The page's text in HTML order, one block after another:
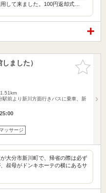
して来ました。100円返却式…
お気に入
りに追加
ました）
駅前より新川方面行きバスに乗車、新
ッサージ
大分市新川町で、帰省の際は必ず
叔母がドンキホーテの横にあるサ